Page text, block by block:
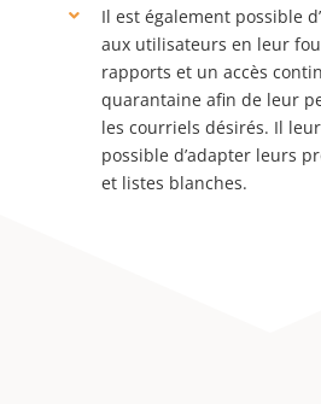
Il est également possible
aux utilisateurs en leur
rapports et un accès
quarantaine afin de leur
les courriels désirés. Il
possible d’adapter leurs
et listes blanches.